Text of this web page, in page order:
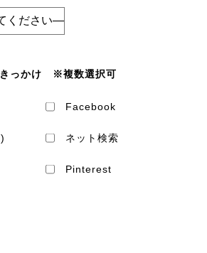
きっかけ ※複数選択可
Facebook
ネット検索
Pinterest